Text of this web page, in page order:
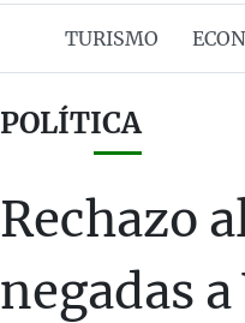
TURISMO
POLÍTICA
Rechazo
negadas